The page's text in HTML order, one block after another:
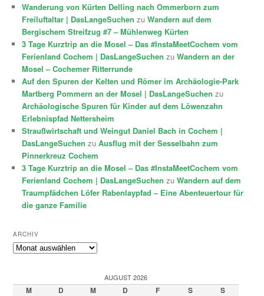
Wanderung von Kürten Delling nach Ommerborn zum
Freiluftaltar | DasLangeSuchen zuWandern auf dem
Bergischem Streifzug #7 – Mühlenweg Kürten
3 Tage Kurztrip an die Mosel – Das #InstaMeetCochem vom
Ferienland Cochem | DasLangeSuchen zuWandern an der
Mosel – Cochemer Ritterrunde
Auf den Spuren der Kelten und Römer im Archäologie-Park
Martberg Pommern an der Mosel | DasLangeSuchen zu
Archäologische Spuren für Kinder auf dem Löwenzahn
Erlebnispfad Nettersheim
Straußwirtschaft und Weingut Daniel Bach in Cochem |
DasLangeSuchen zuAusflug mit der Sesselbahn zum
Pinnerkreuz Cochem
3 Tage Kurztrip an die Mosel – Das #InstaMeetCochem vom
Ferienland Cochem | DasLangeSuchen zuWandern auf dem
Traumpfädchen Löfer Rabenlaypfad – Eine Abenteuertour für
die ganze Familie
ARCHIV
Archiv
AUGUST 2026
M D M D F S S